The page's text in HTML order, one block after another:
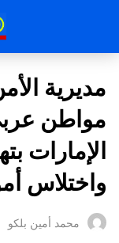
مديرية
مواطن
الإمارات
واختلاس
محمد أمين بلكو